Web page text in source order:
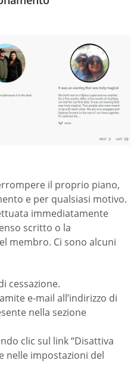
il proprio piano,
e per qualsiasi motivo.
immediatamente
scritto o la
membro. Ci sono alcuni
cessazione.
e-mail all’indirizzo di
nella sezione
clic sul link “Disattiva
nelle impostazioni del